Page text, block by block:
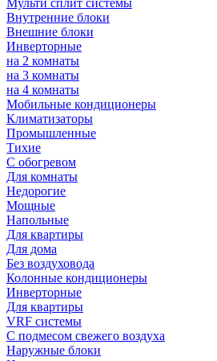
Мульти сплит системы
Внутренние блоки
Внешние блоки
Инверторные
на 2 комнаты
на 3 комнаты
на 4 комнаты
Мобильные кондиционеры
Климатизаторы
Промышленные
Тихие
С обогревом
Для комнаты
Недорогие
Мощные
Напольные
Для квартиры
Для дома
Без воздуховода
Колонные кондиционеры
Инверторные
Для квартиры
VRF системы
С подмесом свежего воздуха
Наружные блоки